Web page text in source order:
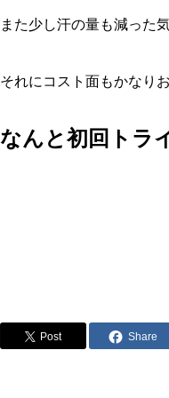
また少し汗の量も減った
それにコスト面もかなり
なんと初回トラ
Post Share